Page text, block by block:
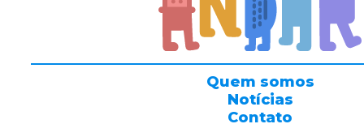
Quem somos
Notícias
Contato